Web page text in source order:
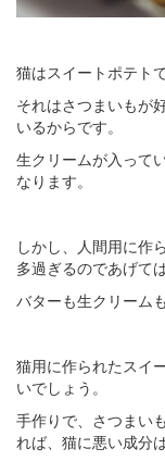
猫はスイートポテト
それはさつまいもが
いるからです。
生クリームが入って
なります。
しかし、人間用に作
多過ぎるのであげて
バターも生クリーム
猫用に作られたスイ
いでしょう。
手作りで、さつまい
れば、猫に悪い成分